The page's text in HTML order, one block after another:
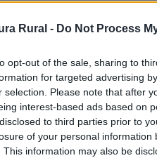
Rural - Do Not Process
opt-out of the sale, sharing to
for targeted advertising
selection. Please note that after
interest-based ads based on
to third parties prior to
of your personal information
This information may also be